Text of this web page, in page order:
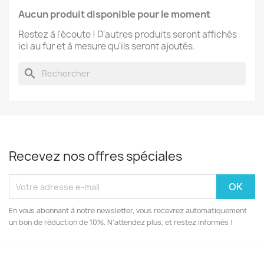
Aucun produit disponible pour le moment
Restez à l'écoute ! D'autres produits seront affichés
ici au fur et à mesure qu'ils seront ajoutés.
search
Recevez nos offres spéciales
En vous abonnant à notre newsletter, vous recevrez automatiquement
un bon de réduction de 10%. N'attendez plus, et restez informés !